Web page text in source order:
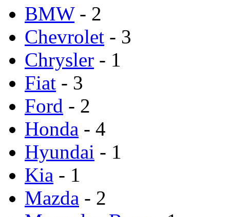
BMW- 2
Chevrolet - 3
Chrysler - 1
Fiat - 3
Ford - 2
Honda - 4
Hyundai - 1
Kia - 1
Mazda - 2